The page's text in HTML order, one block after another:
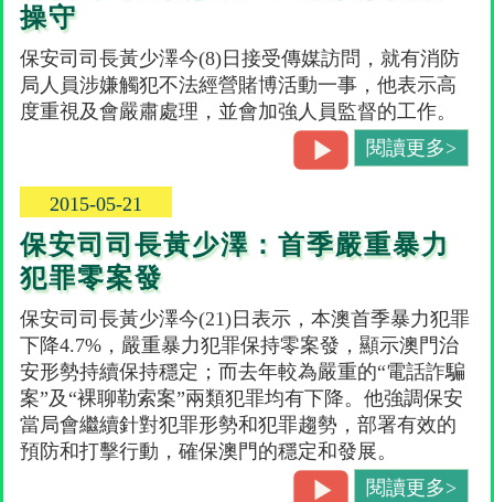
操守
保安司司長黃少澤今(8)日接受傳媒訪問，就有消防
局人員涉嫌觸犯不法經營賭博活動一事，他表示高
度重視及會嚴肅處理，並會加強人員監督的工作。
閱讀更多>
2015-05-21
保安司司長黃少澤：首季嚴重暴力
犯罪零案發
保安司司長黃少澤今(21)日表示，本澳首季暴力犯罪
下降4.7%，嚴重暴力犯罪保持零案發，顯示澳門治
安形勢持續保持穩定；而去年較為嚴重的“電話詐騙
案”及“裸聊勒索案”兩類犯罪均有下降。他強調保安
當局會繼續針對犯罪形勢和犯罪趨勢，部署有效的
預防和打擊行動，確保澳門的穩定和發展。
閱讀更多>